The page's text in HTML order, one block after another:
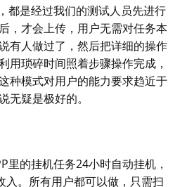
都是经过我们的测试人员先进行
，才会上传，用户无需对任务本
有人做过了，然后把详细的操作
用琐碎时间照着步骤操作完成，
种模式对用户的能力要求趋近于
无疑是极好的。
里的挂机任务24小时自动挂机，
入。所有用户都可以做，只需扫